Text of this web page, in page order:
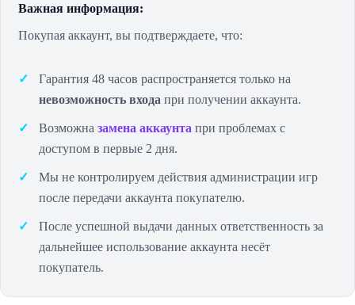
Важная информация:
Покупая аккаунт, вы подтверждаете, что:
Гарантия 48 часов распространяется только на
невозможность входа при получении аккаунта.
Возможна замена аккаунта при проблемах с
доступом в первые 2 дня.
Мы не контролируем действия администрации игр
после передачи аккаунта покупателю.
После успешной выдачи данных ответственность за
дальнейшее использование аккаунта несёт
покупатель.